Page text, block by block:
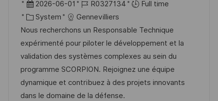
o
c
a
t
i
o
n
P
o
s
t
e
d
D
a
2026-06-01
J
o
b
I
d
R0327134
Full time
C
a
t
e
g
o
r
System
Gennevilliers
Nous recherchons un Responsable Technique
expérimenté pour piloter le développement et la
validation des systèmes complexes au sein du
programme SCORPION. Rejoignez une équipe
dynamique et contribuez à des projets innovants
dans le domaine de la défense.